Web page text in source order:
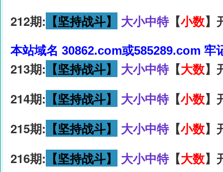
212期: 【坚持战斗】 大小中特【小数】
本站域名 30862.com或585289.com 牢
213期: 【坚持战斗】 大小中特【大数】
214期: 【坚持战斗】 大小中特【小数】
215期: 【坚持战斗】 大小中特【小数】
216期: 【坚持战斗】 大小中特【大数】